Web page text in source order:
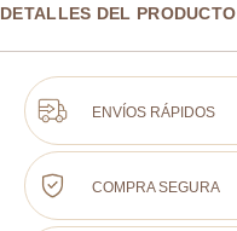
DETALLES DEL PRODUCTO
ENVÍOS RÁPIDOS
COMPRA SEGURA